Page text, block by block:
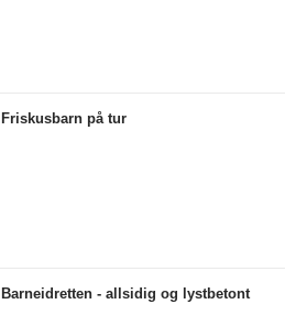
Friskusbarn på tur
Barneidretten - allsidig og lystbetont